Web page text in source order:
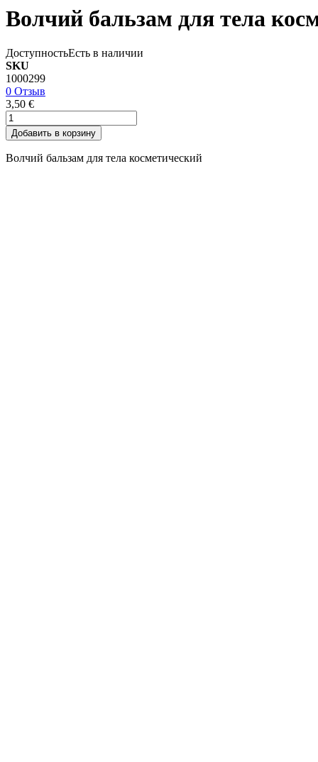
Волчий бальзам для тела
ДоступностьЕсть в наличии
SKU
1000299
0 Отзыв
3,50 €
Добавить в корзину
Волчий бальзам для тела косметический